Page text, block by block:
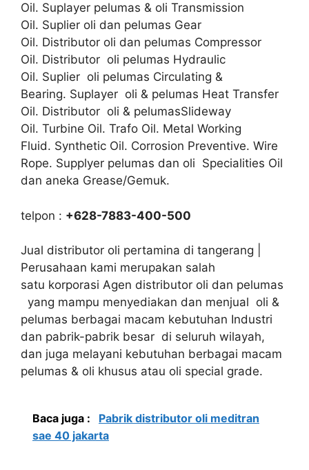
Oil. Suplayer pelumas & oli Transmission
Oil. Suplier oli dan pelumas Gear
Oil. Distributor oli dan pelumas Compressor
Oil. Distributor oli pelumas Hydraulic
Oil. Suplier oli pelumas Circulating &
Bearing. Suplayer oli & pelumas Heat Transfer
Oil. Distributor oli & pelumasSlideway
Oil. Turbine Oil. Trafo Oil. Metal Working
Fluid. Synthetic Oil. Corrosion Preventive. Wire
Rope. Supplyer pelumas dan oli Specialities Oil
dan aneka Grease/Gemuk.
telpon : +628-7883-400-500
Jual distributor oli pertamina di tangerang |
Perusahaan kami merupakan salah
satu korporasi Agen distributor oli dan pelumas
yang mampu menyediakan dan menjual oli &
pelumas berbagai macam kebutuhan Industri
dan pabrik-pabrik besar di seluruh wilayah,
dan juga melayani kebutuhan berbagai macam
pelumas & oli khusus atau oli special grade.
Baca juga :
Pabrik distributor oli meditran
sae 40 jakarta